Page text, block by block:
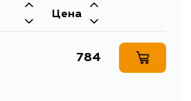
0.092
Отбойник заднего
Цена
784